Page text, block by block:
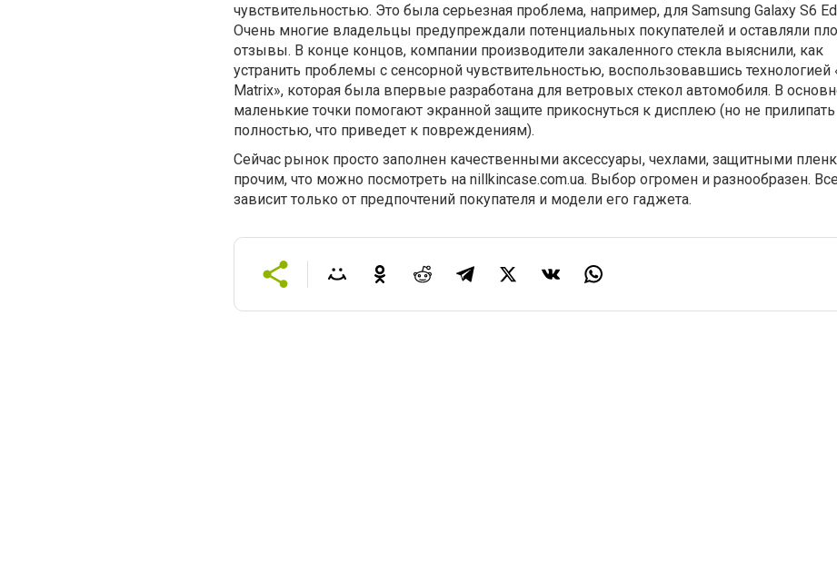
чувствительностью. Это была серьезная проблема, например, для Samsung Galaxy S6
Очень многие владельцы предупреждали потенциальных покупателей и оставляли
отзывы. В конце концов, компании производители закаленного стекла выяснили, как
устранить проблемы с сенсорной чувствительностью, воспользовавшись технологией
Matrix», которая была впервые разработана для ветровых стекол автомобиля. В
маленькие точки помогают экранной защите прикоснуться к дисплею (но не прилипать
полностью, что приведет к повреждениям).
Сейчас рынок просто заполнен качественными аксессуары, чехлами, защитными
прочим, что можно посмотреть на nillkincase.com.ua. Выбор огромен и разнообразен. Все
зависит только от предпочтений покупателя и модели его гаджета.